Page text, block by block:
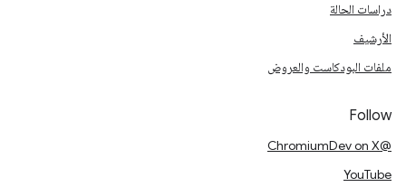
دراسات الحالة
الأرشيف
ملفات البودكاست والعروض
Follow
@ChromiumDev on X
YouTube